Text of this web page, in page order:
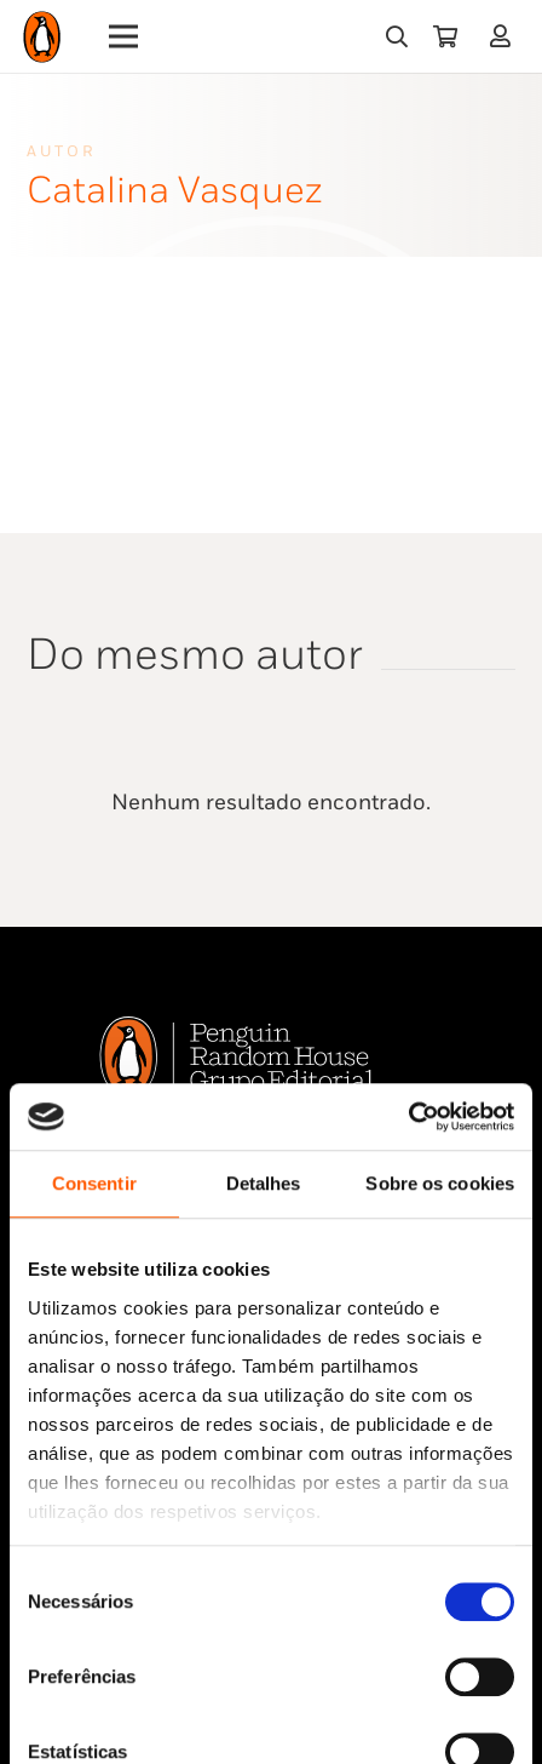
Consentir Detalhes Sobre os cookies
Este website utiliza cookies
Utilizamos cookies para personalizar conteúdo e
anúncios, fornecer funcionalidades de redes sociais e
analisar o nosso tráfego. Também partilhamos
informações acerca da sua utilização do site com os
nossos parceiros de redes sociais, de publicidade e de
análise, que as podem combinar com outras informações
que lhes forneceu ou recolhidas por estes a partir da sua
utilização dos respetivos serviços.
Necessários
Preferências
Estatísticas
AUTOR
Catalina Vasquez
Do mesmo autor
Nenhum resultado encontrado.
Siga-nos:
Política de Cookies
Política de segurança e privacidade
Ajuda, Termos e Condições
© 2026 Penguin Random House Grupo Editorial
Unipessoal Lda.
Todos os direitos reservados.
Desenvolvido por Make It Digital
Sobre nós
Bolsas Literárias